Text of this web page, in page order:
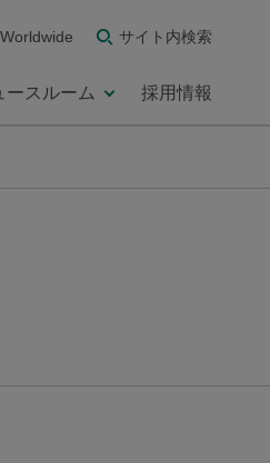
サイト内検索
ースルーム 採用情報